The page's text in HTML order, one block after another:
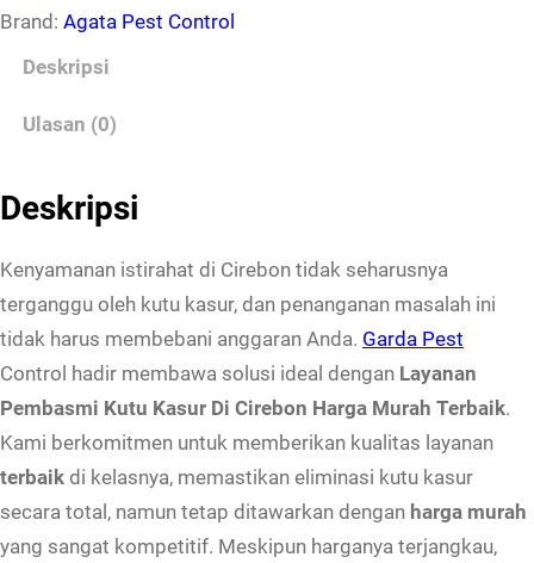
s
n
n
P
e
m
b
a
s
m
i
Brand: Agata Pest Control
Deskripsi
Ulasan (0)
Deskripsi
Kenyamanan istirahat di Cirebon tidak seharusnya
terganggu oleh kutu kasur, dan penanganan masalah ini
tidak harus membebani anggaran Anda. Garda Pest
Control hadir membawa solusi ideal dengan Layanan
Pembasmi Kutu Kasur Di Cirebon Harga Murah Terbaik.
Kami berkomitmen untuk memberikan kualitas layanan
terbaik di kelasnya, memastikan eliminasi kutu kasur
secara total, namun tetap ditawarkan dengan harga murah
yang sangat kompetitif. Meskipun harganya terjangkau,